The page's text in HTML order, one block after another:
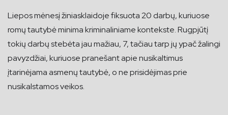
Liepos mėnesį žiniasklaidoje fiksuota 20 darbų, kuriuose
romų tautybė minima kriminaliniame kontekste. Rugpjūtį
tokių darbų stebėta jau mažiau, 7, tačiau tarp jų ypač žalingi
pavyzdžiai, kuriuose pranešant apie nusikaltimus
įtarinėjama asmenų tautybė, o ne prisidėjimas prie
nusikalstamos veikos.